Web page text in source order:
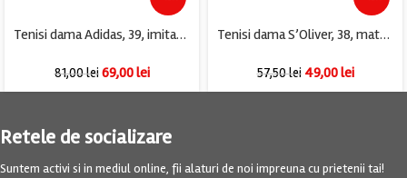
Tenisi dama Adidas, 39, imitatie de piele, alb
81,00lei 69,00lei
Tenisi dama S’Oliver, 38, material textil, bej
57,50lei 49,00lei
Retele de socializare
Suntem activi si in mediul online, fii alaturi de noi impreuna cu prietenii tai!